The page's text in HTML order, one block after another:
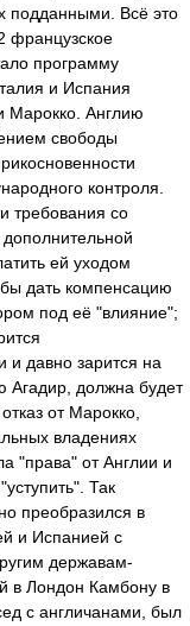
подданными. Всё это
французское
программу
и Испания
Марокко. Англию
свободы
контроля.
требования со
ей уходом
дать компенсацию
под её "влияние";
и давно зарится на
Агадир, должна будет
от Марокко,
владениях
"права" от Англии и
Так
преобразился в
и Испанией с
державам-
в Лондон Камбону в
с англичанами, был